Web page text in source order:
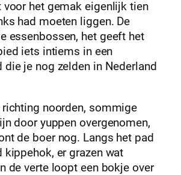
voor het gemak eigenlijk tien
had moeten liggen. De
essenbossen, het geeft het
iets intiems in een
die je nog zelden in Nederland
noorden, sommige
door yuppen overgenomen,
de boer nog. Langs het pad
kippehok, er grazen wat
de verte loopt een bokje over